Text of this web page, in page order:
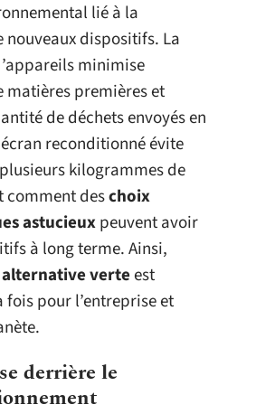
lié à la
dispositifs. La
minimise
matières premières et
de déchets envoyés en
reconditionné évite
kilogrammes de
comment deschoix
astucieuxpeuvent avoir
à long terme. Ainsi,
alternative verteest
fois pour l’entreprise et
derrière le